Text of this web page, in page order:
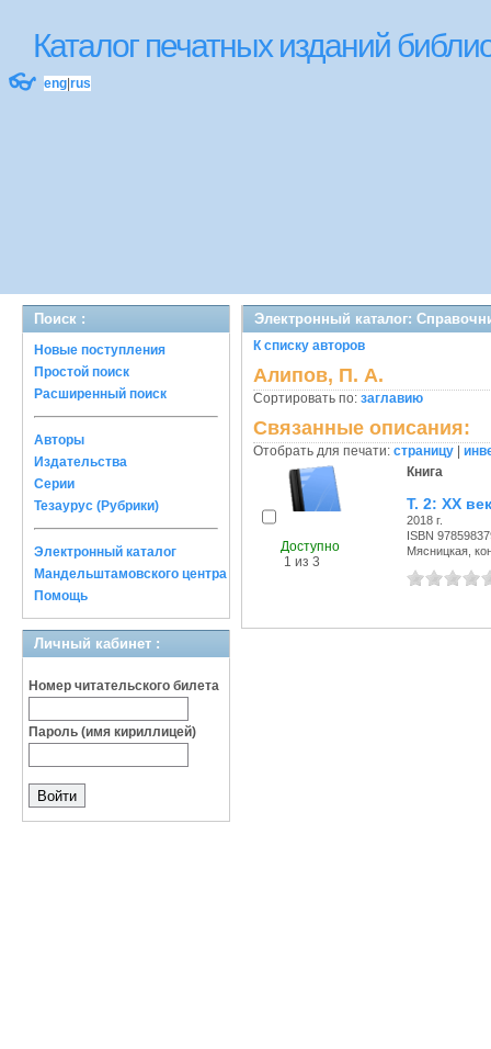
Каталог печатных изданий
👓 eng rus
Поиск :
Новые поступления
Простой поиск
Расширенный поиск
Авторы
Издательства
Серии
Тезаурус (Рубрики)
Электронный каталог
Мандельштамовского центра
Помощь
Личный кабинет :
Номер читательского билета
Пароль (имя кириллицей)
Электронный каталог:
К списку авторов
Алипов, П. А.
Сортировать по: заглавию
Связанные описания:
Отобрать для печати: страницу
Доступно
1 из 3
Книга
Т. 2: XX век
2018 г.
ISBN
Мясницкая,